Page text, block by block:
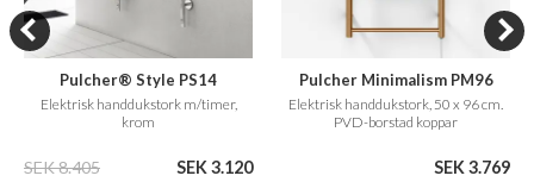
Pulcher® Style PS14
Elektrisk handdukstork m/timer,
krom
SEK 8.405 SEK 3.120
Pulcher Minimalism PM96
Elektrisk handdukstork, 50 x 96 cm.
PVD-borstad koppar
SEK 3.769